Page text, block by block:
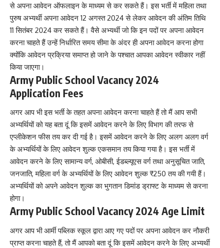
से अपना आवेदन ऑफलाइन के माध्यम से कर सकते हैं। इस भर्ती में महिला तथा
पुरुष अभ्यर्थी अपना आवेदन 12 अगस्त 2024 से लेकर आवेदन की अंतिम तिथि
11 सितंबर 2024 कर सकते हैं। वैसे अभ्यर्थी जो कि इन पदों पर अपना आवेदन
करना चाहते हैं उन्हें निर्धारित समय सीमा के अंदर ही अपना आवेदन करना होगा
क्योंकि आवेदन प्रक्रिया समाप्त हो जाने के पश्चात आपका आवेदन स्वीकार नहीं
किया जाएगा।
Army Public School Vacancy 2024
Application Fees
अगर आप भी इस भर्ती के तहत अपना आवेदन करना चाहते हैं तो मैं आप सभी
अभ्यर्थियों को यह बता दूं कि इसमें आवेदन करने के लिए विभाग की तरफ से
एप्लीकेशन फीस तय कर दी गई है। इसमें आवेदन करने के लिए अलग अलग वर्ग
के अभ्यर्थियों के लिए आवेदन शुल्क एकसमान तय किया गया है। इस भर्ती में
आवेदन करने के लिए सामान्य वर्ग, ओबीसी, ईडब्ल्यूएस वर्ग तथा अनुसूचित जाति,
जनजाति, महिला वर्ग के अभ्यर्थियों के लिए आवेदन शुल्क ₹250 तय की गयी हैं।
अभ्यर्थियों को अपने आवेदन शुल्क का भुगतान डिमांड ड्राफ्ट के माध्यम से करना
होगा।
Army Public School Vacancy 2024 Age Limit
अगर आप भी आर्मी पब्लिक स्कूल द्वारा आए गए पदों पर अपना आवेदन कर नौकरी
प्राप्त करना चाहते हैं, तो मैं आपको बता दूं कि इसमें आवेदन करने के लिए अभ्यर्थी